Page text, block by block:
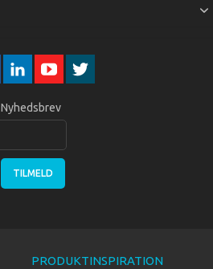
Nyhedsbrev
TILMELD
PRODUKTINSPIRATION